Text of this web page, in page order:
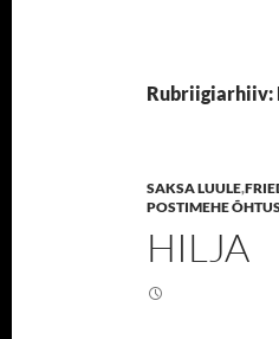
Rubriigiarhiiv:
SAKSA LUULE,
POSTIMEHE
HILJA